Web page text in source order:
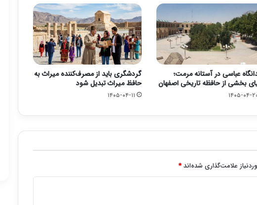
عباسی در آستانه مرمت؛
بخشی از حافظه تاریخی اصفهان
۰۴-۲۰
گردشگری باید از مصرف‌کننده میراث به
حافظ میراث تبدیل شود
۱۴۰۵-۰۴-۱۱
علامت‌گذاری شده‌اند*